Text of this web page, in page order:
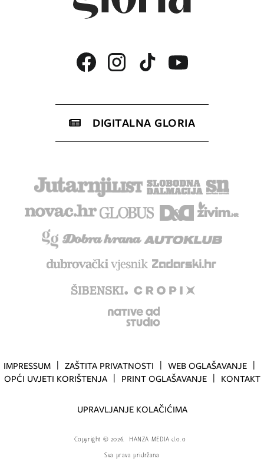
DIGITALNA GLORIA
IMPRESSUM ZAŠTITA PRIVATNOSTI
WEB OGLAŠAVANJE
OPĆI UVJETI KORIŠTENJA
PRINT OGLAŠAVANJE KONTAKT
UPRAVLJANJE KOLAČIĆIMA
Copyright © 2026.
HANZA MEDIA d.o.o
Sva prava pridržana